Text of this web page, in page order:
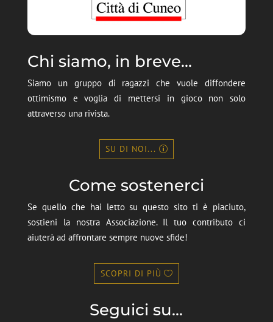
Chi siamo, in breve...
Siamo un gruppo di ragazzi che vuole diffondere
ottimismo e voglia di mettersi in gioco non solo
attraverso una rivista.
SU DI NOI...
Come sostenerci
Se quello che hai letto su questo sito ti è piaciuto,
sostieni la nostra Associazione. Il tuo contributo ci
aiuterà ad affrontare sempre nuove sfide!
SCOPRI DI PIÙ
Seguici su...